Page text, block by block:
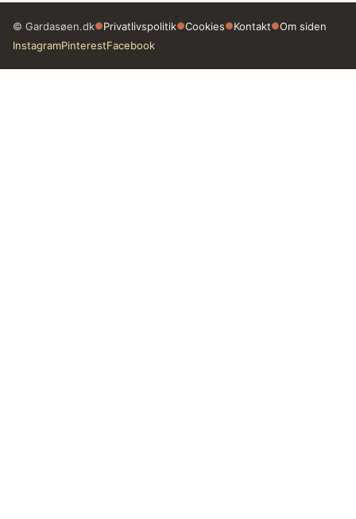
© Gardasøen.dk●Privatlivspolitik●Cookies●Kontakt●Om siden
InstagramPinterestFacebook